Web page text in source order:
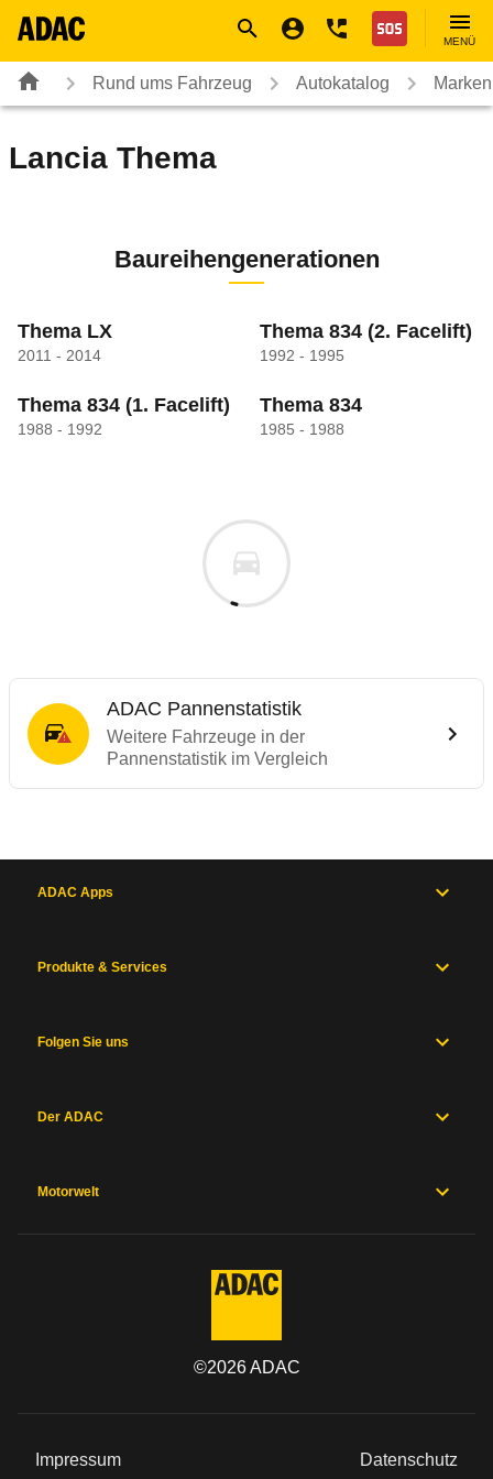
Nothilfe
MENÜ
Rund ums Fahrzeug Autokatalog
Lancia Thema
Baureihengenerationen
Thema LX
2011 - 2014
Thema 834 (2. Facelift)
1992 - 1995
Thema 834 (1. Facelift)
1988 - 1992
Thema 834
1985 - 1988
ADAC Pannenstatistik
Weitere Fahrzeuge in der
Pannenstatistik im Vergleich
ADAC Apps
Produkte & Services
Folgen Sie uns
Der ADAC
Motorwelt
©2026ADAC
Impressum Datenschutz